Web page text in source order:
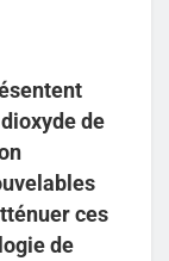
de
ces
de